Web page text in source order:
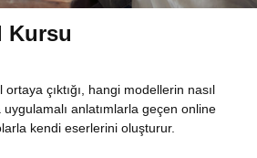
Kursu
çıktığı, hangi modellerin nasıl
uygulamalı anlatımlarla geçen online
kendi eserlerini oluşturur.